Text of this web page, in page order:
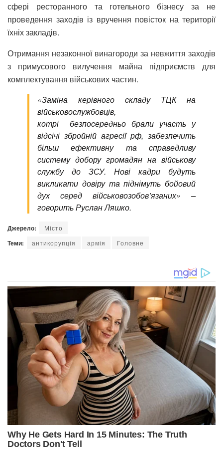
сфері ресторанного та готельного бізнесу за не
проведення заходів із вручення повісток на території
їхніх закладів.
Отримання незаконної винагороди за невжиття заходів
з примусового вилучення майна підприємств для
комплектування військових частин.
«Заміна керівного складу ТЦК на
військовослужбовців,
котрі безпосередньо брали участь у
відсічі збройній агресії рф, забезпечить
більш ефективну та справедливу
систему добору громадян на військову
службу до ЗСУ. Нові кадри будуть
викликати довіру та піднімуть бойовий
дух серед військовозобов’язаних» –
говорить Руслан Ляшко.
Джерело: Місто
Теми: антикорупція армія Головне